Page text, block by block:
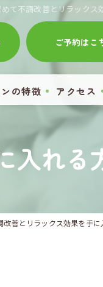
て不調改善とリラックス
ご予約はこ
の特徴 アクセス
入れる
改善とリラックス効果を手に